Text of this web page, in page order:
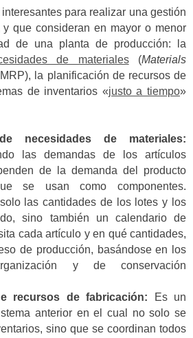
para realizar una gestión
que consideran en mayor o menor
de una planta de producción: la
de materiales(Materials
MRP), la planificación de recursos de
de inventarios «justo a tiempo»
necesidades de materiales:
las demandas de los artículos
de la demanda del producto
se usan como componentes.
las cantidades de los lotes y los
sino también un calendario de
cada artículo y en qué cantidades,
de producción, basándose en los
y de conservación
recursos de fabricación: Es un
anterior en el cual no solo se
sino que se coordinan todos